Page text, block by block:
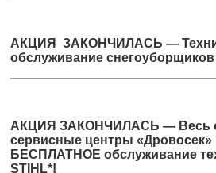
АКЦИЯ ЗАКОНЧИЛАСЬ —
обслуживание снегоуборщиков
АКЦИЯ ЗАКОНЧИЛАСЬ — Весь
сервисные центры «Дровосек»
БЕСПЛАТНОЕ обслуживание
STIHL*!